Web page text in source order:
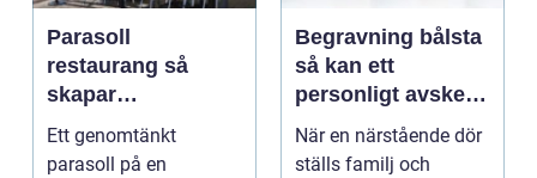
Parasoll
restaurang så
skapar
uteserveringen rätt
känsla året runt
Ett genomtänkt
parasoll på en
Begravning bålsta
så kan ett
personligt avsked
formas
När en närstående dör
ställs familj och